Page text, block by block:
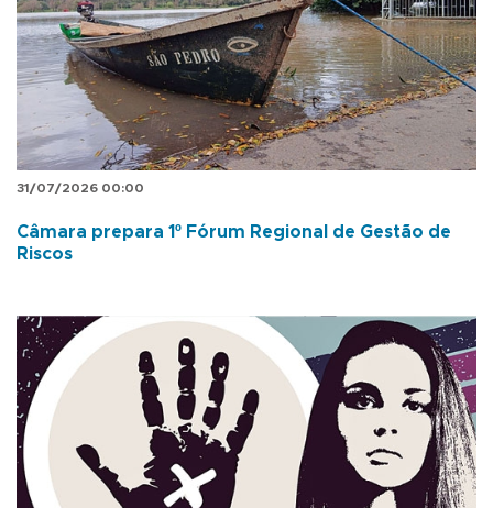
31/07/2026 00:00
Câmara prepara 1º Fórum Regional de Gestão de
Riscos